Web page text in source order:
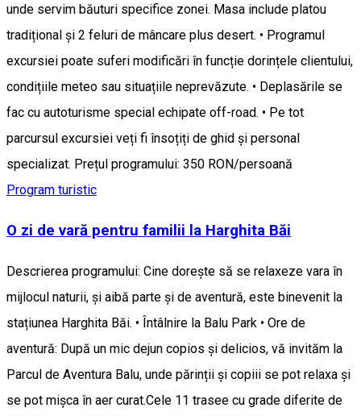
unde servim băuturi specifice zonei. Masa include platou
tradițional și 2 feluri de mâncare plus desert. • Programul
excursiei poate suferi modificări în funcție dorințele clientului,
condițiile meteo sau situațiile neprevăzute. • Deplasările se
fac cu autoturisme special echipate off-road. • Pe tot
parcursul excursiei veți fi însoțiți de ghid și personal
specializat. Prețul programului: 350 RON/persoană
Program turistic
O zi de vară pentru familii la Harghita Băi
Descrierea programului: Cine dorește să se relaxeze vara în
mijlocul naturii, și aibă parte și de aventură, este binevenit la
stațiunea Harghita Băi. • Întâlnire la Balu Park • Ore de
aventură: După un mic dejun copios și delicios, vă invităm la
Parcul de Aventura Balu, unde părinții și copiii se pot relaxa și
se pot mișca în aer curat.Cele 11 trasee cu grade diferite de